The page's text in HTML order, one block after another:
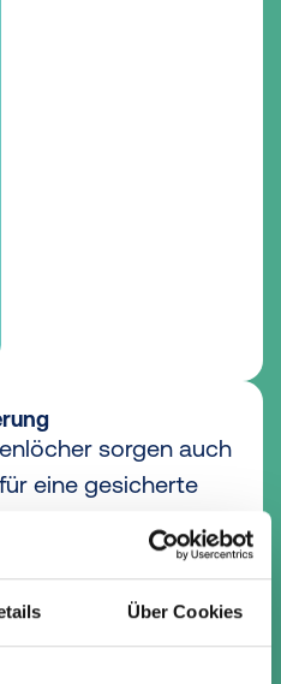
Über Cookies
sorgen auch
eine gesicherte
Seitenschlitze.